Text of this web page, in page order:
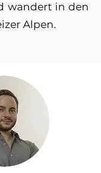
wandert in den
Alpen.